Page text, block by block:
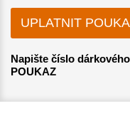
Napište číslo
POUKAZ